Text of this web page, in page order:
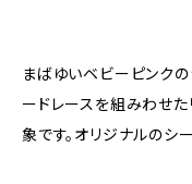
まばゆいベビーピンク
ードレースを組みわせ
象です。オリジナルのシ